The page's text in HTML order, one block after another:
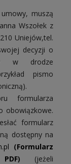
muszą
Wszołek z
Uniejów,tel.
decyzji o
w drodze
pismo
formularza
obowiązkowe.
formularz
dostępny na
(Formularz
) (jeżeli